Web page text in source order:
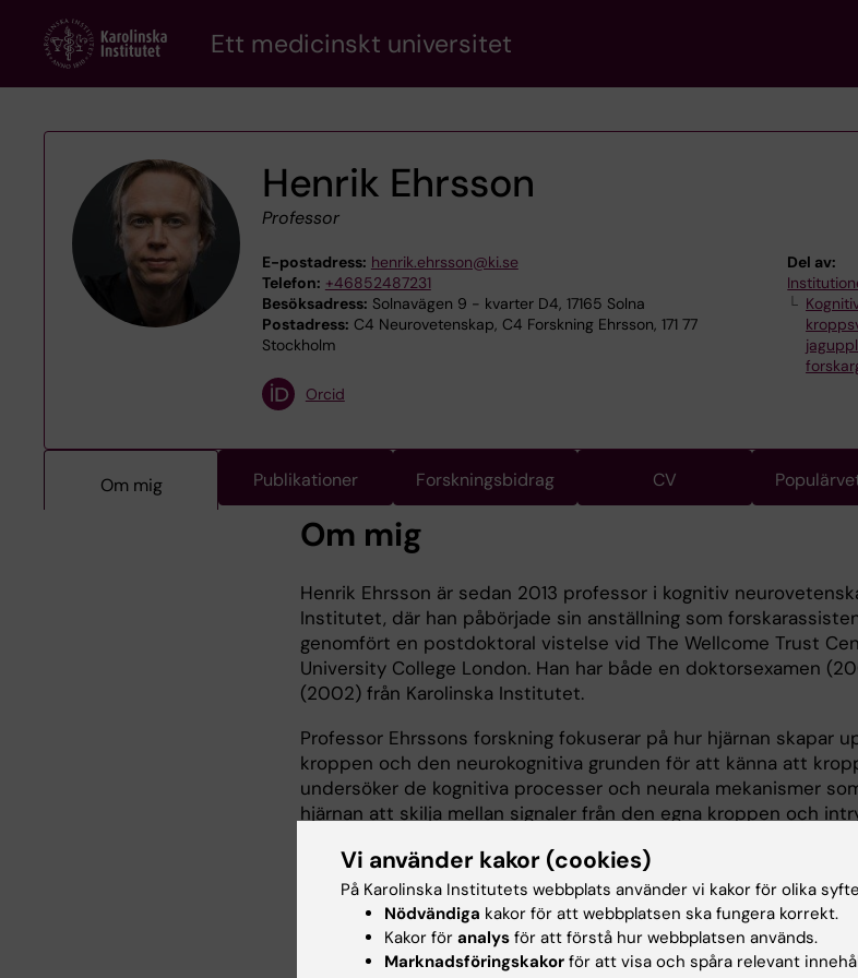
content
Ett medicinskt universitet
Henrik Ehrsson
Professor
E-postadress: henrik.ehrsson@ki.se
Telefon: +46852487231
Besöksadress: Solnavägen 9 - kvarter D4, 17165 Solna
Postadress: C4 Neurovetenskap, C4 Forskning Ehrsson, 171 77
Stockholm
Del av:
Orcid
Om mig Publikationer Forskningsbidrag CV
Om mig
Henrik Ehrsson är sedan 2013 professor i kognitiv
Institutet, där han påbörjade sin anställning som
genomfört en postdoktoral vistelse vid The Wellcome Trust
University College London. Han har både en doktorsexamen
(2002) från Karolinska Institutet.
Professor Ehrssons forskning fokuserar på hur hjärnan skapar
kroppen och den neurokognitiva grunden för att känna att
undersöker de kognitiva processer och neurala mekanismer
hjärnan att skilja mellan signaler från den egna kroppen och
fysiska jaget genom multisensorisk integrering av beröring,
interoception. Denna forskning har betydande implikationer för
avancerade proteser som känns mer som riktiga lemmar, för att
kroppsägandekänslan av avatarer inom virtual reality-
hjärn-teknologisk integration. Den är också relevant för
Vi använder kakor (cookies)
På Karolinska Institutets webbplats använder vi kakor för olika
Nödvändiga kakor för att webbplatsen ska fungera korrekt.
Kakor för analys för att förstå hur webbplatsen används.
Marknadsföringskakor för att visa och spåra relevant